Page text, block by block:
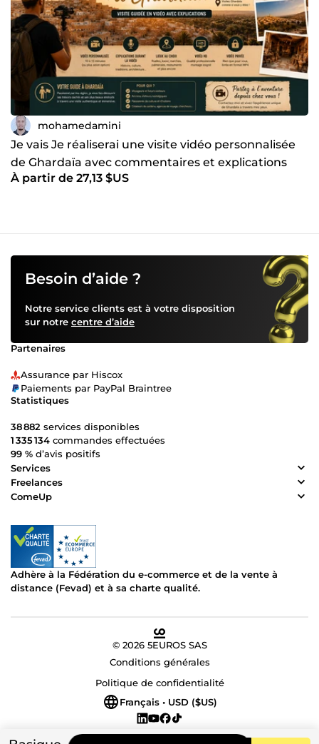
mohamedamini
Je vais Je réaliserai une visite vidéo personnalisée
de Ghardaïa avec commentaires et explications
À partir de 27,13 $US
Besoin d’aide ?
Notre service clients est à votre disposition
sur notre centre d’aide
Partenaires
Assurance par Hiscox
Paiements par PayPal Braintree
Statistiques
38 882 services disponibles
1 335 134 commandes effectuées
99 % d’avis positifs
Services
Freelances
ComeUp
Adhère à la Fédération du e-commerce et de la vente à
distance (Fevad) et à sa charte qualité.
© 2026 5EUROS SAS
Conditions générales
Politique de confidentialité
Français • USD ($US)